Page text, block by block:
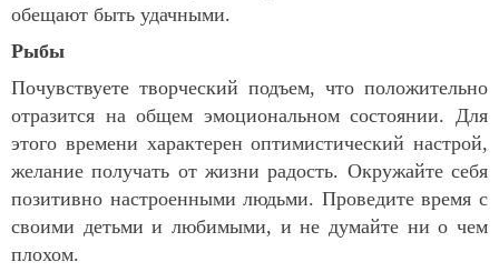
обещают быть удачными.
Рыбы
Почувствуете творческий подъем, что положительно
отразится на общем эмоциональном состоянии. Для
этого времени характерен оптимистический настрой,
желание получать от жизни радость. Окружайте себя
позитивно настроенными людьми. Проведите время с
своими детьми и любимыми, и не думайте ни о чем
плохом.